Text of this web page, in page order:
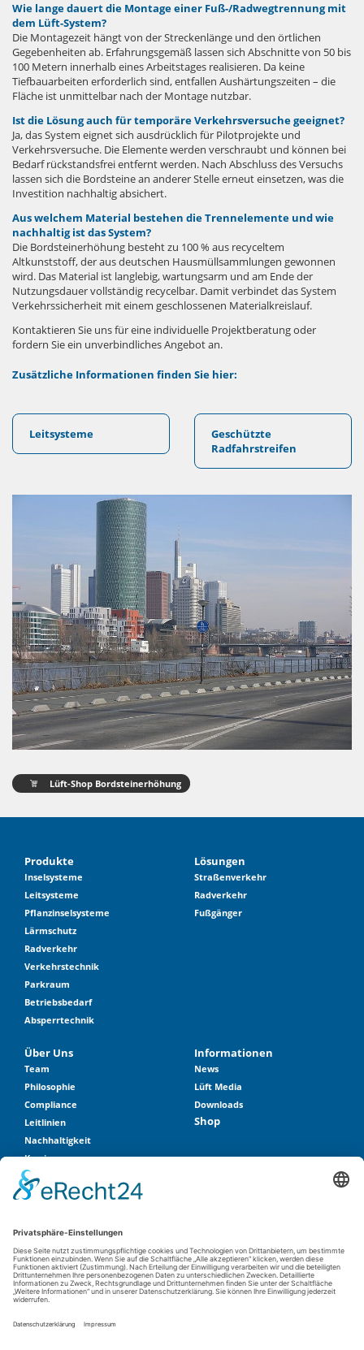
Wie lange dauert die Montage einer Fuß-/Radwegtrennung mit
dem Lüft-System?
Die Montagezeit hängt von der Streckenlänge und den örtlichen
Gegebenheiten ab. Erfahrungsgemäß lassen sich Abschnitte von 50 bis
100 Metern innerhalb eines Arbeitstages realisieren. Da keine
Tiefbauarbeiten erforderlich sind, entfallen Aushärtungszeiten – die
Fläche ist unmittelbar nach der Montage nutzbar.
Ist die Lösung auch für temporäre Verkehrsversuche geeignet?
Ja, das System eignet sich ausdrücklich für Pilotprojekte und
Verkehrsversuche. Die Elemente werden verschraubt und können bei
Bedarf rückstandsfrei entfernt werden. Nach Abschluss des Versuchs
lassen sich die Bordsteine an anderer Stelle erneut einsetzen, was die
Investition nachhaltig absichert.
Aus welchem Material bestehen die Trennelemente und wie
nachhaltig ist das System?
Die Bordsteinerhöhung besteht zu 100 % aus recyceltem
Altkunststoff, der aus deutschen Hausmüllsammlungen gewonnen
wird. Das Material ist langlebig, wartungsarm und am Ende der
Nutzungsdauer vollständig recycelbar. Damit verbindet das System
Verkehrssicherheit mit einem geschlossenen Materialkreislauf.
Kontaktieren Sie uns für eine individuelle Projektberatung oder
fordern Sie ein unverbindliches Angebot an.
Zusätzliche Informationen finden Sie hier:
Leitsysteme
Geschützte
Radfahrstreifen
Lüft-Shop Bordsteinerhöhung
Produkte
Inselsysteme
Leitsysteme
Pflanzinselsysteme
Lärmschutz
Radverkehr
Verkehrstechnik
Parkraum
Betriebsbedarf
Absperrtechnik
Lösungen
Straßenverkehr
Radverkehr
Fußgänger
Über Uns
Team
Philosophie
Compliance
Leitlinien
Nachhaltigkeit
Karriere
Historie
Informationen
News
Lüft Media
Downloads
Shop